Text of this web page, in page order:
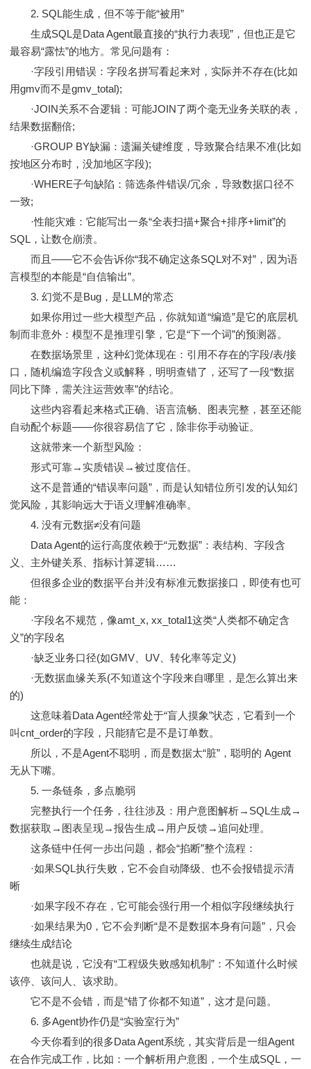
2. SQL能生成，但不等于能“被用”
生成SQL是Data Agent最直接的“执行力表现”，但也正是它
最容易“露怯”的地方。常见问题有：
·字段引用错误：字段名拼写看起来对，实际并不存在(比如
用gmv而不是gmv_total);
·JOIN关系不合逻辑：可能JOIN了两个毫无业务关联的表，
结果数据翻倍;
·GROUP BY缺漏：遗漏关键维度，导致聚合结果不准(比如
按地区分布时，没加地区字段);
·WHERE子句缺陷：筛选条件错误/冗余，导致数据口径不
一致;
·性能灾难：它能写出一条“全表扫描+聚合+排序+limit”的
SQL，让数仓崩溃。
而且——它不会告诉你“我不确定这条SQL对不对”，因为语
言模型的本能是“自信输出”。
3. 幻觉不是Bug，是LLM的常态
如果你用过一些大模型产品，你就知道“编造”是它的底层机
制而非意外：模型不是推理引擎，它是“下一个词”的预测器。
在数据场景里，这种幻觉体现在：引用不存在的字段/表/接
口，随机编造字段含义或解释，明明查错了，还写了一段“数据
同比下降，需关注运营效率”的结论。
这些内容看起来格式正确、语言流畅、图表完整，甚至还能
自动配个标题——你很容易信了它，除非你手动验证。
这就带来一个新型风险：
形式可靠→实质错误→被过度信任。
这不是普通的“错误率问题”，而是认知错位所引发的认知幻
觉风险，其影响远大于语义理解准确率。
4. 没有元数据≠没有问题
Data Agent的运行高度依赖于“元数据”：表结构、字段含
义、主外键关系、指标计算逻辑……
但很多企业的数据平台并没有标准元数据接口，即使有也可
能：
·字段名不规范，像amt_x, xx_total1这类“人类都不确定含
义”的字段名
·缺乏业务口径(如GMV、UV、转化率等定义)
·无数据血缘关系(不知道这个字段来自哪里，是怎么算出来
的)
这意味着Data Agent经常处于“盲人摸象”状态，它看到一个
叫cnt_order的字段，只能猜它是不是订单数。
所以，不是Agent不聪明，而是数据太“脏”，聪明的 Agent
无从下嘴。
5. 一条链条，多点脆弱
完整执行一个任务，往往涉及：用户意图解析→SQL生成→
数据获取→图表呈现→报告生成→用户反馈→追问处理。
这条链中任何一步出问题，都会“掐断”整个流程：
·如果SQL执行失败，它不会自动降级、也不会报错提示清
晰
·如果字段不存在，它可能会强行用一个相似字段继续执行
·如果结果为0，它不会判断“是不是数据本身有问题”，只会
继续生成结论
也就是说，它没有“工程级失败感知机制”：不知道什么时候
该停、该问人、该求助。
它不是不会错，而是“错了你都不知道”，这才是问题。
6. 多Agent协作仍是“实验室行为”
今天你看到的很多Data Agent系统，其实背后是一组Agent
在合作完成工作，比如：一个解析用户意图，一个生成SQL，一